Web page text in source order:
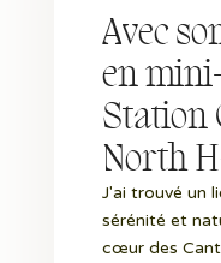
Avec
en
Station
North
J'ai trouvé un
sérénité et
cœur des